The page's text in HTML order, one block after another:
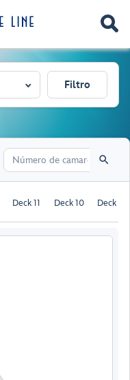
Filtro
Deck 11 Deck 10 Deck 9